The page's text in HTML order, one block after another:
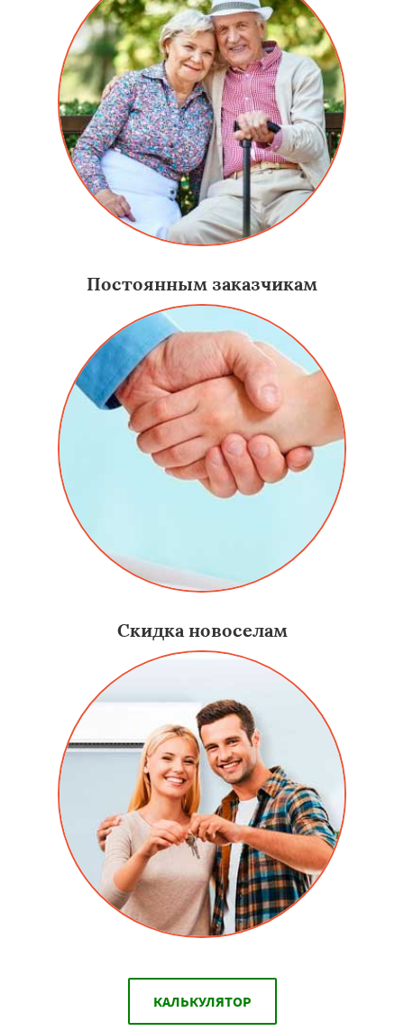
Постоянным заказчикам
Скидка новоселам
КАЛЬКУЛЯТОР